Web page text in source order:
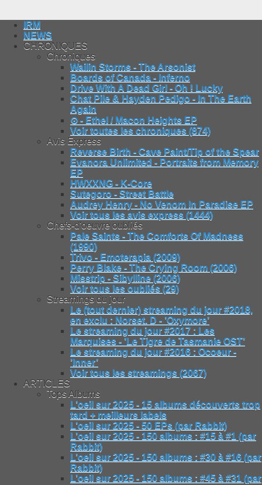
IRM
NEWS
CHRONIQUES
Chroniques
Wailin Storms - The Arsonist
Boards of Canada - Inferno
Drive With A Dead Girl - Oh ! Lucky
Chat Pile & Hayden Pedigo - In The Earth
Again
⊙ - Ethel / Macon Heights EP
Voir toutes les chroniques (874)
Avis Express
Reverse Birth - Cave Paint/Tip of the Spear
Evanora Unlimited - Portraits from Memory
EP
HWXXNG - K-Core
Sutegoro - Street Battle
Audrey Henry - No Venom In Paradise EP
Voir tous les avis express (1444)
Chefs-d'oeuvre oubliés
Pale Saints - The Comforts Of Madness
(1990)
Trivo - Emoterapia (2009)
Perry Blake - The Crying Room (2006)
Misstrip - Sibylline (2006)
Voir tous les oubliés (29)
Streamings du jour
Le (tout dernier) streaming du jour #2018,
en exclu : Norset. D - ’Oxymore’
Le streaming du jour #2017 : Les
Marquises - ’Le Tigre de Tasmanie OST’
Le streaming du jour #2016 : Ocoeur -
’Inner’
Voir tous les streamings (2067)
ARTICLES
Tops Albums
L’oeil sur 2025 - 15 albums découverts trop
tard + meilleurs labels
L’oeil sur 2025 - 50 EPs (par Rabbit)
L’oeil sur 2025 - 150 albums : #15 à #1 (par
Rabbit)
L’oeil sur 2025 - 150 albums : #30 à #16 (par
Rabbit)
L’oeil sur 2025 - 150 albums : #45 à #31 (par